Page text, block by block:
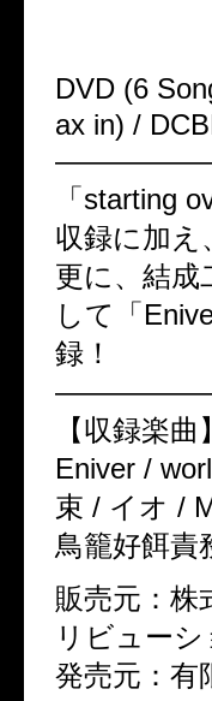
DVD (6
ax in) /
「starting
収録に加え
更に、結成
して「
録！
【収録楽曲】
Eniver /
束 / イオ /
鳥籠好餌
販売元：株
リビューシ
発売元：有